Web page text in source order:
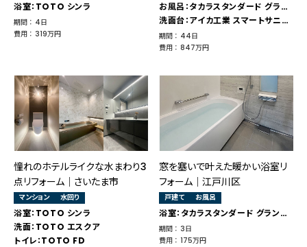
浴室：TOTO シンラ
期間 ： 4日
費用 ： 319万円
お風呂：タカラスタンダード グランスパ
洗面台：アイカ工業 スマートサニタリー
期間 ： 44日
費用 ： 847万円
憧れのホテルライクな水まわり3
点リフォーム｜さいたま市
マンション 水回り
浴室：TOTO シンラ
洗面：TOTO エスクア
トイレ：TOTO FD
窓を塞いで叶えた暖かい浴室リ
フォーム｜江戸川区
戸建て お風呂
浴室：タカラスタンダード グランスパ
期間 ： 3日
費用 ： 175万円